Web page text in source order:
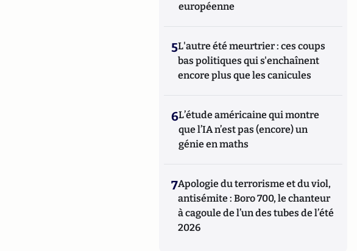
européenne
5L'autre été meurtrier : ces coups
bas politiques qui s'enchaînent
encore plus que les canicules
6L’étude américaine qui montre
que l’IA n’est pas (encore) un
génie en maths
7Apologie du terrorisme et du viol,
antisémite : Boro 700, le chanteur
à cagoule de l’un des tubes de l’été
2026